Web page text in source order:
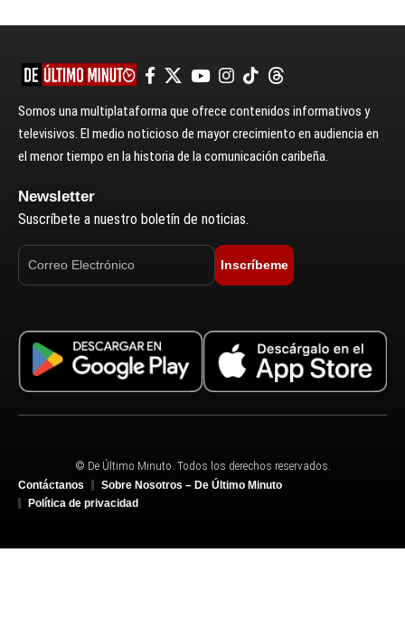
Somos una multiplataforma que ofrece contenidos informativos y
televisivos. El medio noticioso de mayor crecimiento en audiencia en
el menor tiempo en la historia de la comunicación caribeña.
Newsletter
Suscríbete a nuestro boletín de noticias.
Inscríbeme
© De Último Minuto. Todos los derechos reservados.
Contáctanos
Sobre Nosotros – De Último Minuto
Política de privacidad